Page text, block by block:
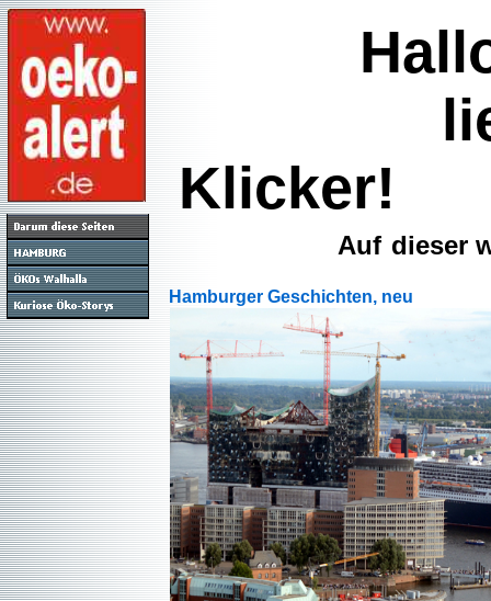
Hallo
liebe
Klicker!
Auf dieser
Hamburger Geschichten, neu